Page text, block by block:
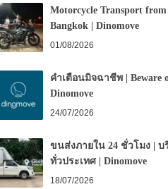
Motorcycle Transport
Bangkok | Dinomove
01/08/2026
คำเตือนมิจฉาชีพ | Beware
Dinomove
24/07/2026
ขนส่งภายใน 24 ชั่วโมง | บ
ทั่วประเทศ | Dinomove
18/07/2026